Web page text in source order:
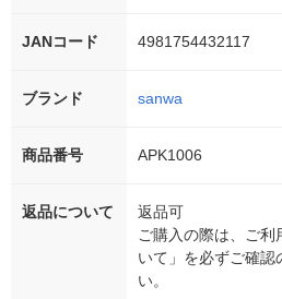
JANコード 4981754432117
ブランド sanwa
商品番号 APK1006
返品について
返品可
ご購入の際は、ご利
いて」を必ずご確認
い。